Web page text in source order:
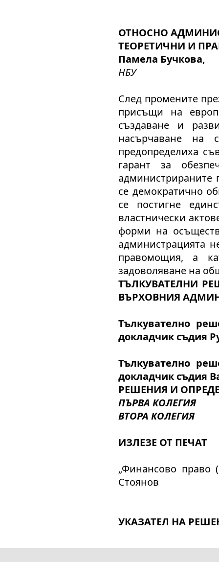
ОТНОСНО
ТЕОРЕТИЧНИ И
Памела Бучкова,
НБУ
След промените
присъщи на
създаване и
насърчаване на
предопределиха
гарант за
администрираните
се демократично
се постигне
властнически
форми на
администрацията
правомощия, а
задоволяване на
ТЪЛКУВАТЕЛНИ
ВЪРХОВНИЯ
Тълкувателно
докладчик съдия
Тълкувателно
докладчик съдия
РЕШЕНИЯ И
ПЪРВА КОЛЕГИЯ
ВТОРА КОЛЕГИЯ
ИЗЛЕЗЕ ОТ ПЕЧАТ
„Финансово право
Стоянов
УКАЗАТЕЛ НА